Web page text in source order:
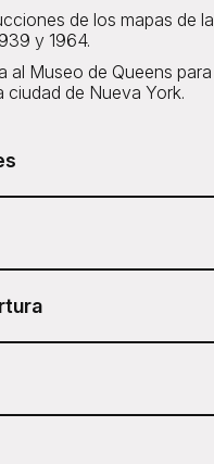
de los mapas de
y 1964.
al Museo de Queens
ciudad de Nueva York.
está incluído no seu
reservar su boleto.